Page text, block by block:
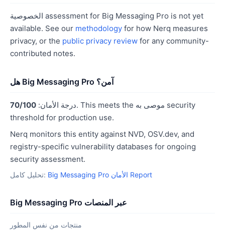
الخصوصية assessment for Big Messaging Pro is not yet
available. See our methodology for how Nerq measures
privacy, or the public privacy review for any community-
contributed notes.
هل Big Messaging Pro آمن؟
درجة الأمان: 70/100
. This meets the موصى به security
threshold for production use.
Nerq monitors this entity against NVD, OSV.dev, and
registry-specific vulnerability databases for ongoing
security assessment.
تحليل كامل: Big Messaging Pro الأمان Report
Big Messaging Pro عبر المنصات
منتجات من نفس المطور